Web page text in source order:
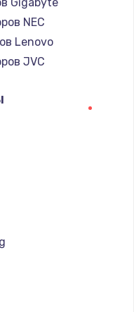
NEC
Lenovo
JVC
Aorus
Hisense
АОС
Ardor
iru
Army
Dahua